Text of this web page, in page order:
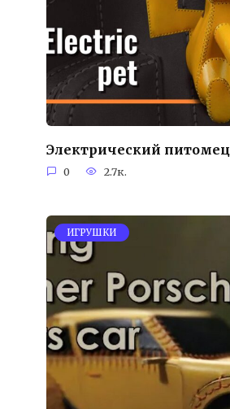
Электрический питомец
0 2.7к.
ИГРУШКИ